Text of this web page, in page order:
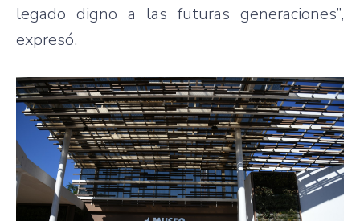
legado digno a las futuras generaciones”,
expresó.